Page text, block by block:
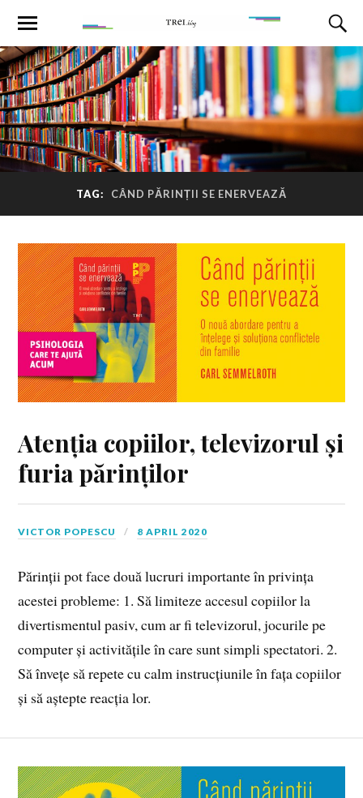
TAG: CÂND PĂRINȚII SE ENERVEAZĂ
Atenția copiilor, televizorul și
furia părinților
VICTOR POPESCU 8 APRIL 2020
Părinții pot face două lucruri importante în privința
acestei probleme: 1. Să limiteze accesul copiilor la
divertismentul pasiv, cum ar fi televizorul, jocurile pe
computer și activitățile în care sunt simpli spectatori. 2.
Să învețe să repete cu calm instrucțiunile în fața copiilor
și să aștepte reacția lor.